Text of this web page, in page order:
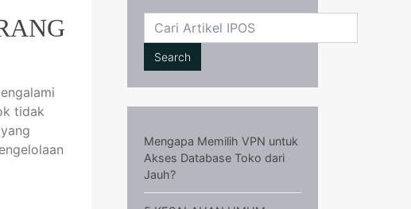
tidak
Cari
Search
Mengapa Memilih VPN untuk
Akses Database Toko dari
Jauh?